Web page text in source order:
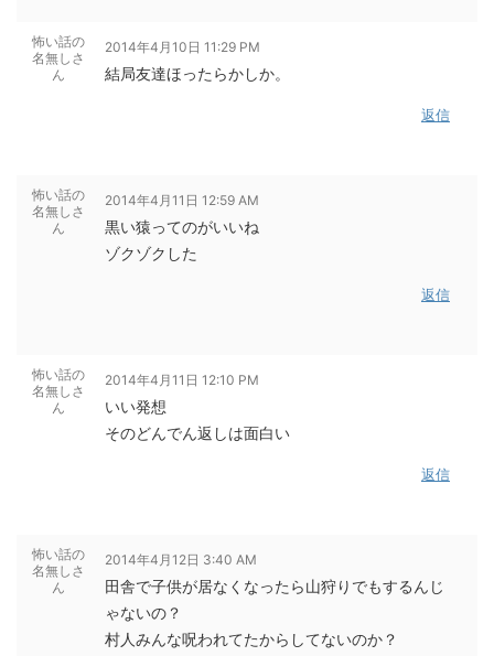
怖い話の
名無しさ
ん
2014年4月10日 11:29 PM
結局友達ほったらかしか。
返信
怖い話の
名無しさ
ん
2014年4月11日 12:59 AM
黒い猿ってのがいいね
ゾクゾクした
返信
怖い話の
名無しさ
ん
2014年4月11日 12:10 PM
いい発想
そのどんでん返しは面白い
返信
怖い話の
名無しさ
ん
2014年4月12日 3:40 AM
田舎で子供が居なくなったら山狩りでもするんじ
ゃないの？
村人みんな呪われてたからしてないのか？